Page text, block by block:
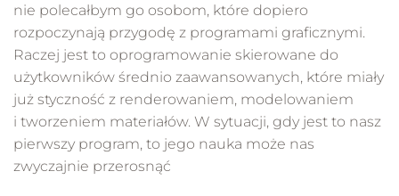
nie polecałbym go osobom, które dopiero
rozpoczynają przygodę z programami graficznymi.
Raczej jest to oprogramowanie skierowane do
użytkowników średnio zaawansowanych, które miały
już styczność z renderowaniem, modelowaniem
i tworzeniem materiałów. W sytuacji, gdy jest to nasz
pierwszy program, to jego nauka może nas
zwyczajnie przerosnąć